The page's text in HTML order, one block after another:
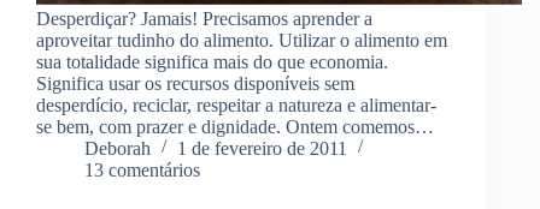
Desperdiçar? Jamais! Precisamos aprender a
aproveitar tudinho do alimento. Utilizar o alimento em
sua totalidade significa mais do que economia.
Significa usar os recursos disponíveis sem
desperdício, reciclar, respeitar a natureza e alimentar-
se bem, com prazer e dignidade. Ontem comemos…
Deborah
1 de fevereiro de 2011
13 comentários